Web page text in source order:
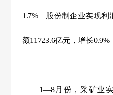
1.7% ；股份制企业实现利
额11723.6亿元，增长0.9%
1—8月份，采矿业